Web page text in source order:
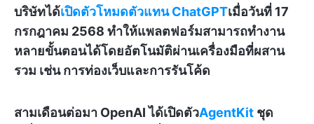
บริษัทได้เปิดตัวโหมดตัวแทน ChatGPTเมื่อวันที่ 17
กรกฎาคม 2568 ทำให้แพลตฟอร์มสามารถทำงาน
หลายขั้นตอนได้โดยอัตโนมัติผ่านเครื่องมือที่ผสาน
รวม เช่น การท่องเว็บและการรันโค้ด
สามเดือนต่อมา OpenAI ได้เปิดตัวAgentKit ชุด